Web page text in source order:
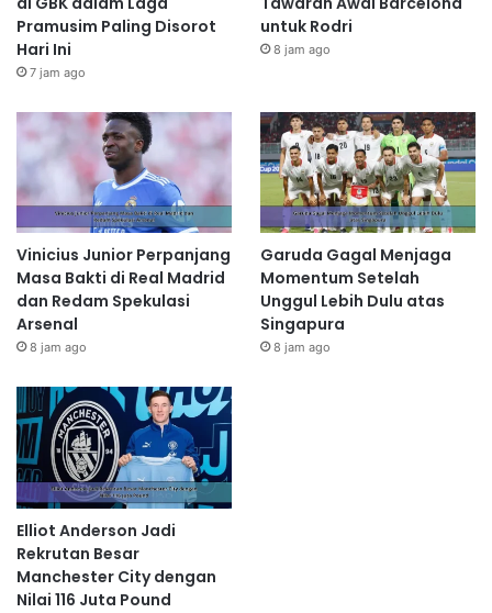
Pramusim Paling Disorot
Hari Ini
7 jam ago
untuk Rodri
8 jam ago
Vinicius Junior Perpanjang
Masa Bakti di Real Madrid
dan Redam Spekulasi
Arsenal
8 jam ago
Garuda Gagal Menjaga
Momentum Setelah
Unggul Lebih Dulu atas
Singapura
8 jam ago
Elliot Anderson Jadi
Rekrutan Besar
Manchester City dengan
Nilai 116 Juta Pound